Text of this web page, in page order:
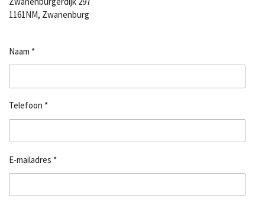
1161NM, Zwanenburg
Naam *
Telefoon *
E-mailadres *